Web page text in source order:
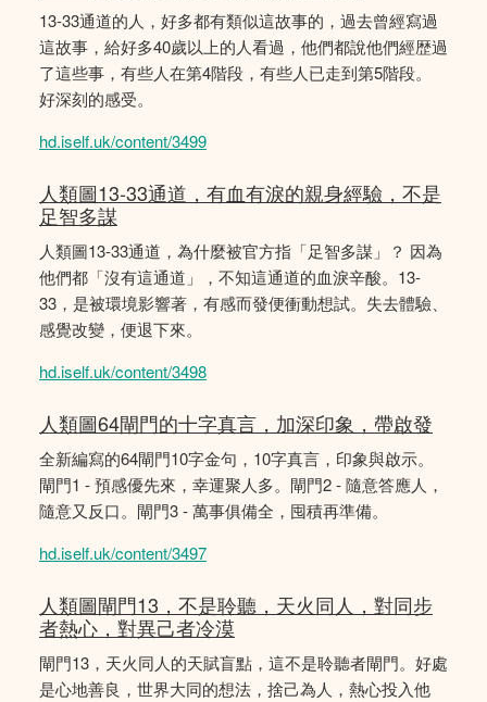
13-33通道的人，好多都有類似這故事的，過去曾經寫過
這故事，給好多40歲以上的人看過，他們都說他們經歴過
了這些事，有些人在第4階段，有些人已走到第5階段。
好深刻的感受。
hd.iself.uk/content/3499
人類圖13-33通道，有血有淚的親身經驗，不是
足智多謀
人類圖13-33通道，為什麼被官方指「足智多謀」？ 因為
他們都「沒有這通道」，不知這通道的血淚辛酸。13-
33，是被環境影響著，有感而發便衝動想試。失去體驗、
感覺改變，便退下來。
hd.iself.uk/content/3498
人類圖64閘門的十字真言，加深印象，帶啟發
全新編寫的64閘門10字金句，10字真言，印象與啟示。
閘門1 - 預感優先來，幸運聚人多。閘門2 - 隨意答應人，
隨意又反口。閘門3 - 萬事俱備全，囤積再準備。
hd.iself.uk/content/3497
人類圖閘門13，不是聆聽，天火同人，對同步
者熱心，對異己者冷漠
閘門13，天火同人的天賦盲點，這不是聆聽者閘門。好處
是心地善良，世界大同的想法，捨己為人，熱心投入他